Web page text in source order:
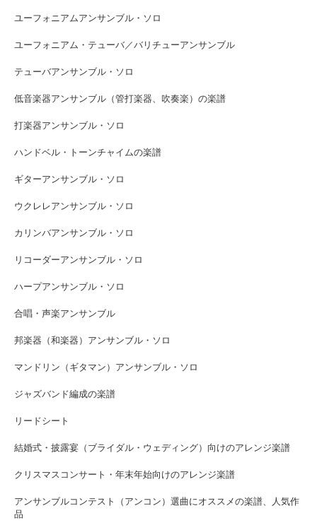
ユーフォニアムアンサンブル・ソロ
ユーフォニアム・テューバ／バリチューアンサンブル
テューバアンサンブル・ソロ
低音楽器アンサンブル（管打楽器、吹奏楽）の楽譜
打楽器アンサンブル・ソロ
ハンドベル・トーンチャイムの楽譜
ギターアンサンブル・ソロ
ウクレレアンサンブル・ソロ
カリンバアンサンブル・ソロ
リコーダーアンサンブル・ソロ
ハープアンサンブル・ソロ
合唱・声楽アンサンブル
邦楽器（和楽器）アンサンブル・ソロ
マンドリン（ギタマン）アンサンブル・ソロ
ジャズバンド編成の楽譜
リードシート
結婚式・披露宴（ブライダル・ウェディング）向けのアレンジ楽譜
クリスマスコンサート・年末年始向けのアレンジ楽譜
アンサンブルコンテスト（アンコン）選曲にオススメの楽譜、人気作
品